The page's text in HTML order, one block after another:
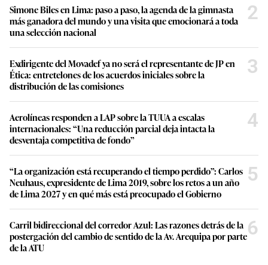
Simone Biles en Lima: paso a paso, la agenda de la gimnasta
más ganadora del mundo y una visita que emocionará a toda
una selección nacional
2
Exdirigente del Movadef ya no será el representante de JP en
Ética: entretelones de los acuerdos iniciales sobre la
distribución de las comisiones
3
Aerolíneas responden a LAP sobre la TUUA a escalas
internacionales: “Una reducción parcial deja intacta la
desventaja competitiva de fondo”
4
“La organización está recuperando el tiempo perdido”: Carlos
Neuhaus, expresidente de Lima 2019, sobre los retos a un año
de Lima 2027 y en qué más está preocupado el Gobierno
5
Carril bidireccional del corredor Azul: Las razones detrás de la
postergación del cambio de sentido de la Av. Arequipa por parte
de la ATU
6